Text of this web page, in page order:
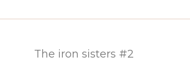
The iron sisters #2